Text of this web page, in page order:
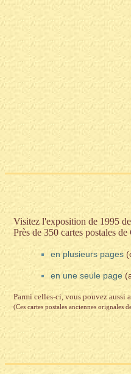
Visitez l'exposition de 1995
Près de 350 cartes postales
en plusieurs pages
en une seule page
Parmi celles-ci, vous pouvez aussi
(Ces cartes postales anciennes orignales